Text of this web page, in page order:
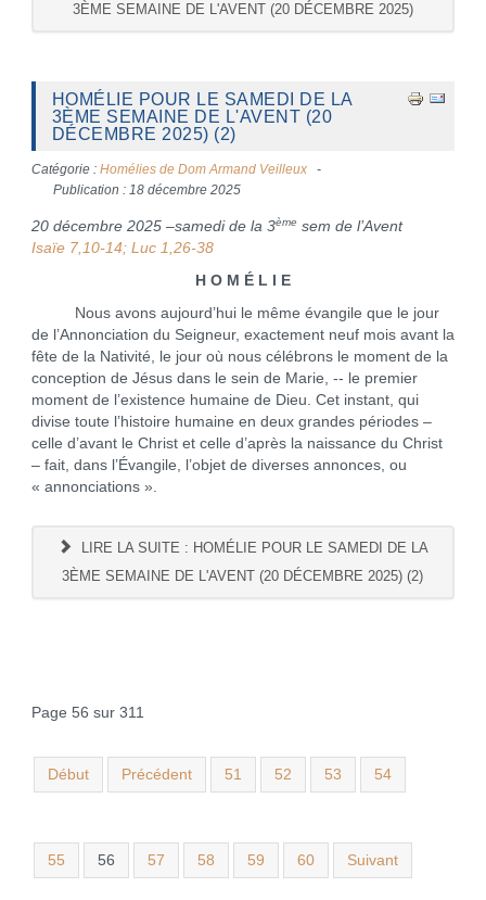
3ÈME SEMAINE DE L'AVENT (20 DÉCEMBRE 2025)
HOMÉLIE POUR LE SAMEDI DE LA
3ÈME SEMAINE DE L'AVENT (20
DÉCEMBRE 2025) (2)
Catégorie : Homélies de Dom Armand Veilleux
Publication : 18 décembre 2025
20 décembre 2025 –samedi de la 3ème sem de l’Avent
Isaïe 7,10-14; Luc 1,26-38
H O M É L I E
Nous avons aujourd’hui le même évangile que le jour
de l’Annonciation du Seigneur, exactement neuf mois avant la
fête de la Nativité, le jour où nous célébrons le moment de la
conception de Jésus dans le sein de Marie, -- le premier
moment de l’existence humaine de Dieu. Cet instant, qui
divise toute l’histoire humaine en deux grandes périodes –
celle d’avant le Christ et celle d’après la naissance du Christ
– fait, dans l’Évangile, l’objet de diverses annonces, ou
« annonciations ».
LIRE LA SUITE : HOMÉLIE POUR LE SAMEDI DE LA
3ÈME SEMAINE DE L'AVENT (20 DÉCEMBRE 2025) (2)
Page 56 sur 311
Début Précédent 51 52 53 54
55 56 57 58 59 60 Suivant